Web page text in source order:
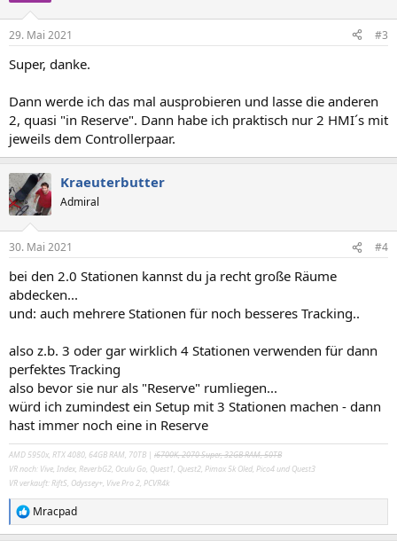
e
:
29. Mai 2021 #3
Super, danke.
Dann werde ich das mal ausprobieren und lasse die anderen
2, quasi "in Reserve". Dann habe ich praktisch nur 2 HMI´s mit
jeweils dem Controllerpaar.
Kraeuterbutter
Admiral
30. Mai 2021 #4
bei den 2.0 Stationen kannst du ja recht große Räume
abdecken...
und: auch mehrere Stationen für noch besseres Tracking..
also z.b. 3 oder gar wirklich 4 Stationen verwenden für dann
perfektes Tracking
also bevor sie nur als "Reserve" rumliegen...
würd ich zumindest ein Setup mit 3 Stationen machen - dann
hast immer noch eine in Reserve
AMD 5950x, RTX 4080, 64GB RAM, 70TB | i6700K, 2070 Super, 32GB RAM, 50TB
VR noch: Vive, Index, ReverbG2, Oculu Go, Quest1, Quest2, Pimax 5k Oled, Pico4 und Quest3
VR verkauft: RiftS, Odyssey+, Vive Pro 2, PCVR4k
R
e
Mracpad